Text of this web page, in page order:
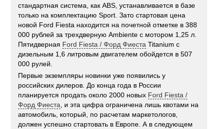
стандартная система, как ABS, устанавливается в базе
только на комплектацию Sport. Зато стартовая цена
новой Ford Fiesta находится на почетной отметке в 388
000 рублей за трехдверную Ambiente с мотором 1,25 л.
Пятидверная Ford Fiesta / Форд Фиеста Titanium с
дизельным 1,6 литровым двигателем обойдется в 507
000 рулей.
Первые экземпляры новинки уже появились у
российских дилеров. До конца года в России
планируется продать около 2000 новых Ford Fiesta /
Форд Фиеста , и эта цифра ограничена лишь квотами на
автомобиль, который, по расчетам маркетологов,
должен успешно стартовать в Европе. А в следующем